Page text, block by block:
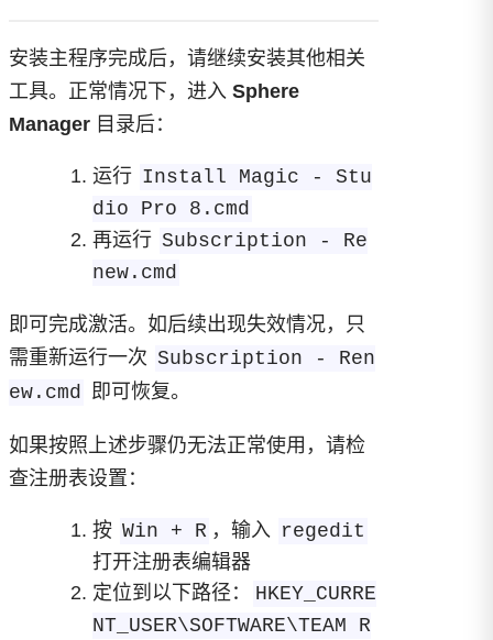
安装主程序完成后，请继续安装其他相关
工具。正常情况下，进入 Sphere
Manager 目录后：
运行 Install Magic - Stu
dio Pro 8.cmd
再运行 Subscription - Re
new.cmd
即可完成激活。如后续出现失效情况，只
需重新运行一次 Subscription - Ren
ew.cmd
即可恢复。
如果按照上述步骤仍无法正常使用，请检
查注册表设置：
按 Win + R ，输入 regedit
打开注册表编辑器
定位到以下路径：
HKEY_CURRE
NT_USER\SOFTWARE\TEAM R